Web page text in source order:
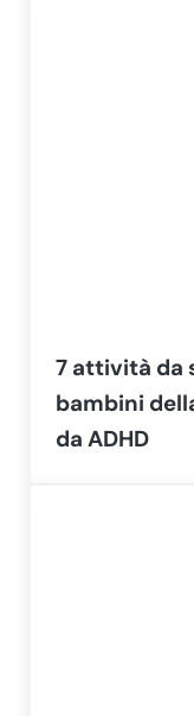
7 attività da
bambini
da ADHD